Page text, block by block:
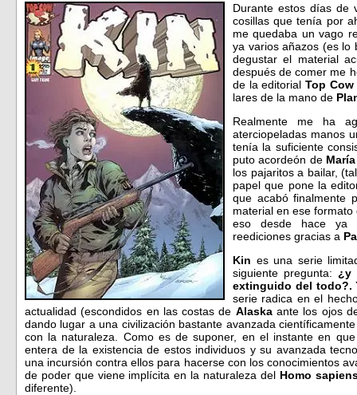
Durante estos días de
cosillas que tenía por
me quedaba un vago
ya varios añazos (es lo
degustar el material
después de comer me
de la editorial Top Cow
lares de la mano de
Realmente me ha
aterciopeladas manos
tenía la suficiente
puto acordeón de
los pajaritos a bailar,
papel que pone la
que acabó finalmente
material en ese
eso desde hace ya
reediciones gracias a
Kin es una serie
siguiente pregunta: ¿y
extinguido del todo?.
serie radica en el
actualidad (escondidos en las costas de Alaskaante los ojos
dando lugar a una civilización bastante avanzada
con la naturaleza. Como es de suponer, en el instante en
entera de la existencia de estos individuos y su avanzada
una incursión contra ellos para hacerse con los conocimientos
de poder que viene implícita en la naturaleza del Homo
diferente).